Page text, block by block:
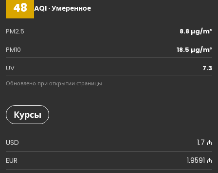
48 AQI · Умеренное
PM2.5
8.8 µg/m³
PM10
18.5 µg/m³
UV
7.3
Обновлено при открытии страницы
Курсы
USD
1.7 ₼
EUR
1.9591 ₼